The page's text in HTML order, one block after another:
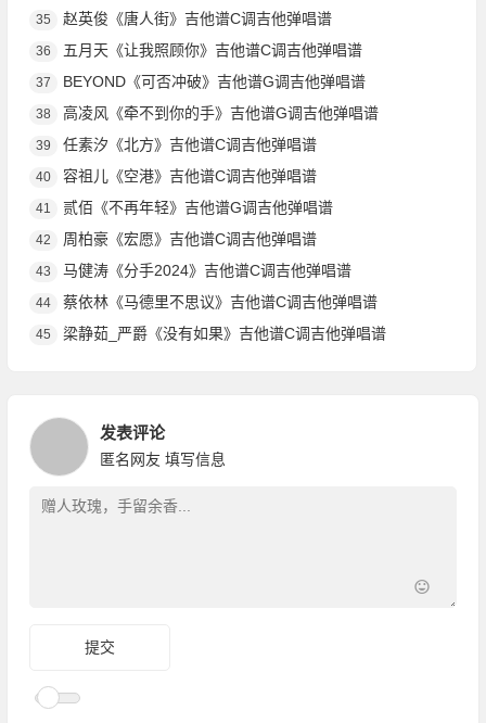
35 赵英俊《唐人街》吉他谱C调吉他弹唱谱
36 五月天《让我照顾你》吉他谱C调吉他弹唱谱
37 BEYOND《可否冲破》吉他谱G调吉他弹唱谱
38 高凌风《牵不到你的手》吉他谱G调吉他弹唱谱
39 任素汐《北方》吉他谱C调吉他弹唱谱
40 容祖儿《空港》吉他谱C调吉他弹唱谱
41 贰佰《不再年轻》吉他谱G调吉他弹唱谱
42 周柏豪《宏愿》吉他谱C调吉他弹唱谱
43 马健涛《分手2024》吉他谱C调吉他弹唱谱
44 蔡依林《马德里不思议》吉他谱C调吉他弹唱谱
45 梁静茹_严爵《没有如果》吉他谱C调吉他弹唱谱
发表评论
匿名网友 填写信息